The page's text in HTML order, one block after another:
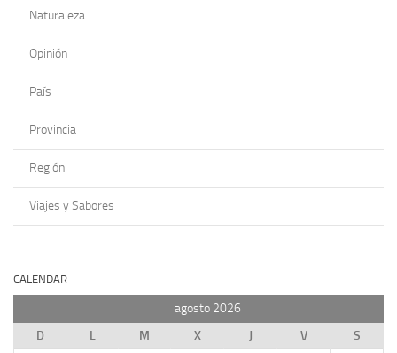
Naturaleza
Opinión
País
Provincia
Región
Viajes y Sabores
CALENDAR
agosto 2026
D
L M X J V
S